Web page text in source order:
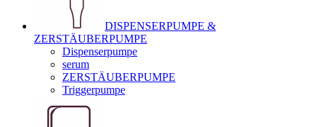
DISPENSERPUMPE &
ZERSTÄUBERPUMPE
Dispenserpumpe
serum
ZERSTÄUBERPUMPE
Triggerpumpe